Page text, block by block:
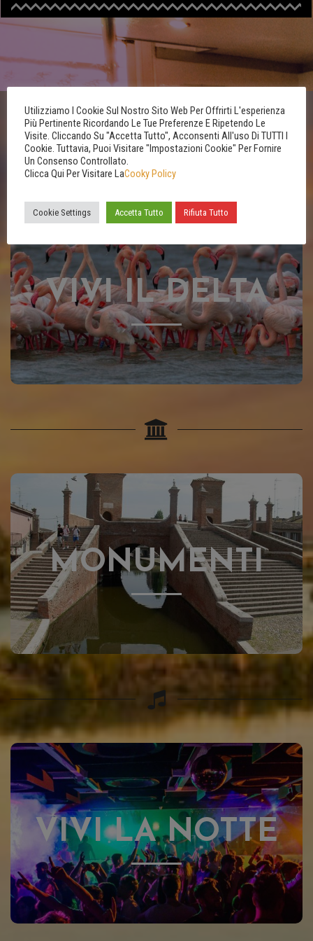
VIVI IL DELTA
VIVI IL DELTA
CLICCA QUI !
MONUMENTI
MONUMENTI
CLICCA QUI !
VIVI LA NOTTE
VIVI LA NOTTE
CLICCA QUI !
Utilizziamo I Cookie Sul Nostro Sito Web Per Offrirti L'esperienza
Più Pertinente Ricordando Le Tue Preferenze E Ripetendo Le
Visite. Cliccando Su "Accetta Tutto", Acconsenti All'uso Di TUTTI I
Cookie. Tuttavia, Puoi Visitare "Impostazioni Cookie" Per Fornire
Un Consenso Controllato.
Clicca Qui Per Visitare LaCooky Policy
Cookie Settings Accetta Tutto Rifiuta Tutto